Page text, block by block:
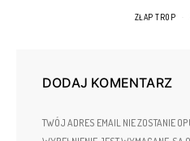
ZŁAP TROP
DODAJ KOMENTARZ
TWÓJ ADRES EMAIL NIE ZOSTANIE